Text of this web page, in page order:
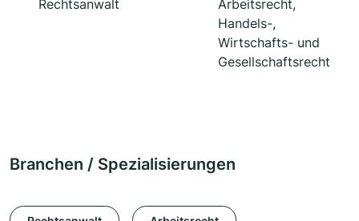
Rechtsanwalt
Arbeitsrecht,
Handels-,
Wirtschafts- und
Gesellschaftsrecht
Branchen / Spezialisierungen